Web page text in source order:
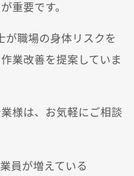
重要です。
が職場の身体リスクを
業改善を提案していま
様は、お気軽にご相談
員が増えている